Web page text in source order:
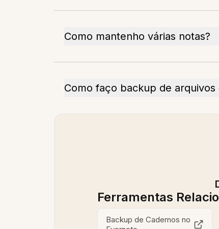
Como mantenho várias notas?
Como faço backup de
Ferramentas
Backup de Cadernos no